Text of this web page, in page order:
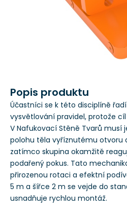
Popis produktu
Účastníci se k této disciplíně
vysvětlování pravidel, protože
V Nafukovací Stěně Tvarů musí
polohu těla vyříznutému otvoru
zatímco skupina okamžitě
podařený pokus. Tato
přirozenou rotaci a efektní
5 m a šířce 2 m se vejde do
usnadňuje rychlou montáž.